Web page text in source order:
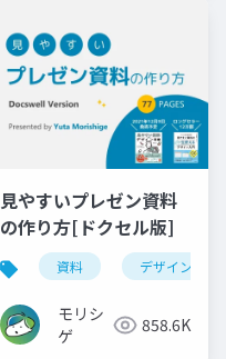
見やすいプレゼン資料
の作り方[ドクセル版]
資料 デザイン
モリシ
ゲ
858.6K